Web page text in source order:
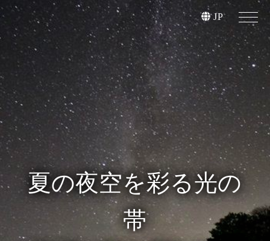
JP
家族旅行は帝釈峡に
お任せください♪
夏の夜空を彩る光の
帯
休暇村帝釈峡の
広報宣伝部長♪
4月からビュッフェが
リニューアル